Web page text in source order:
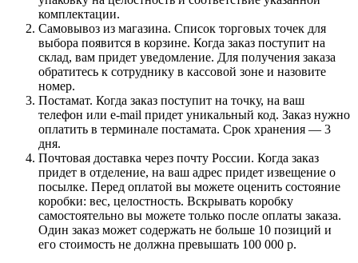
комплектации.
Самовывоз из магазина. Список торговых точек для
выбора появится в корзине. Когда заказ поступит на
склад, вам придет уведомление. Для получения заказа
обратитесь к сотруднику в кассовой зоне и назовите
номер.
Постамат. Когда заказ поступит на точку, на ваш
телефон или e-mail придет уникальный код. Заказ нужно
оплатить в терминале постамата. Срок хранения — 3
дня.
Почтовая доставка через почту России. Когда заказ
придет в отделение, на ваш адрес придет извещение о
посылке. Перед оплатой вы можете оценить состояние
коробки: вес, целостность. Вскрывать коробку
самостоятельно вы можете только после оплаты заказа.
Один заказ может содержать не больше 10 позиций и
его стоимость не должна превышать 100 000 р.